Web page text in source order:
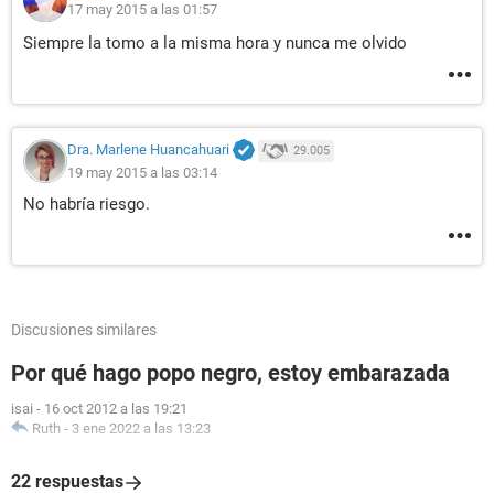
17 may 2015 a las 01:57
Siempre la tomo a la misma hora y nunca me olvido
Dra. Marlene Huancahuari 29.005
19 may 2015 a las 03:14
No habría riesgo.
Discusiones similares
Por qué hago popo negro, estoy embarazada
isai - 16 oct 2012 a las 19:21
Ruth - 3 ene 2022 a las 13:23
22 respuestas